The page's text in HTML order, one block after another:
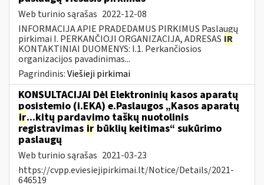
Web turinio sąrašas 2022-12-08
INFORMACIJA APIE PRADEDAMUS PIRKIMUS Paslaugų
pirkimai I. PERKANČIOJI ORGANIZACIJA, ADRESAS IR
KONTAKTINIAI DUOMENYS: I.1. Perkančiosios
organizacijos pavadinimas...
Pagrindinis:Viešieji pirkimai
KONSULTACIJAI Dėl Elektroninių kasos aparatų
posistemio (i.EKA) e.Paslaugos „Kasos aparatų
ir...kitų pardavimo taškų nuotolinis
registravimas ir būklių keitimas“ sukūrimo
paslaugų
Web turinio sąrašas 2021-03-23
https://cvpp.eviesiejipirkimai.lt/Notice/Details/2021-
646519